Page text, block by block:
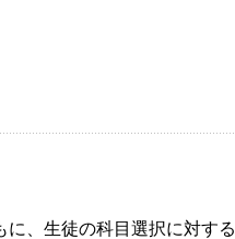
、生徒の科目選択に対す